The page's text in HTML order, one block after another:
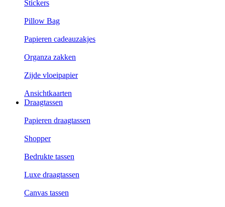
Stickers
Pillow Bag
Papieren cadeauzakjes
Organza zakken
Zijde vloeipapier
Ansichtkaarten
Draagtassen
Papieren draagtassen
Shopper
Bedrukte tassen
Luxe draagtassen
Canvas tassen